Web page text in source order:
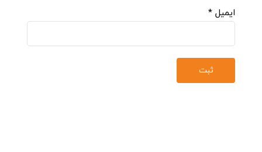
ایمیل *